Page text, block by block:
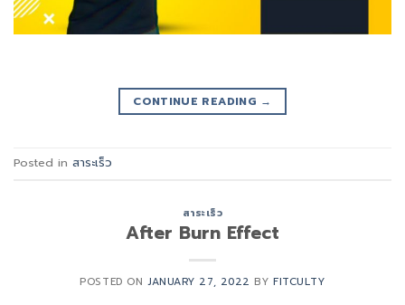
CONTINUE READING →
Posted in สาระเร็ว
สาระเร็ว
After Burn Effect
POSTED ON JANUARY 27, 2022 BYFITCULTY